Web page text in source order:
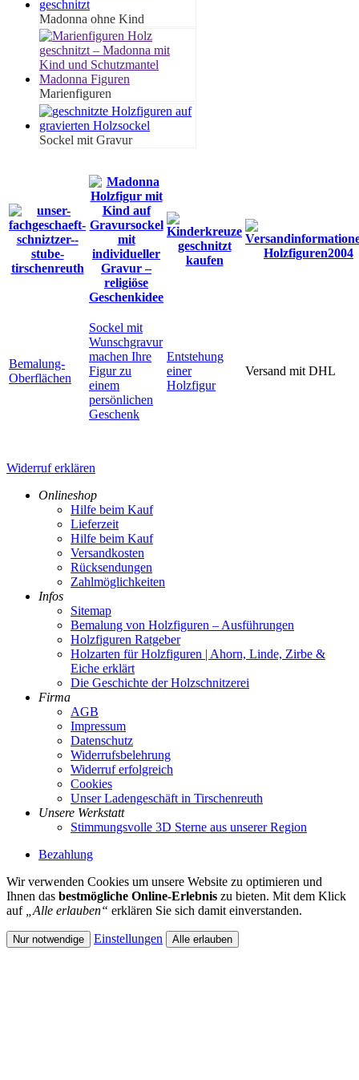
Madonna ohne Kind
Marienfiguren
Sockel mit Gravur
Bemalung-
Oberflächen
Sockel mit
Wunschgravur
machen Ihre
Figur zu
einem
persönlichen
Geschenk
Entstehung
einer
Holzfigur
Versand mit DHL
Widerruf erklären
Onlineshop
Hilfe beim Kauf
Lieferzeit
Hilfe beim Kauf
Versandkosten
Rücksendungen
Zahlmöglichkeiten
Infos
Sitemap
Bemalung von Holzfiguren – Ausführungen
Holzfiguren Ratgeber
Holzarten für Holzfiguren | Ahorn, Linde, Zirbe &
Eiche erklärt
Die Geschichte der Holzschnitzerei
Firma
AGB
Impressum
Datenschutz
Widerrufsbelehrung
Widerruf erfolgreich
Cookies
Unser Ladengeschäft in Tirschenreuth
Unsere Werkstatt
Stimmungsvolle 3D Sterne aus unserer Region
Bezahlung
Wir verwenden Cookies um unsere Website zu optimieren und
Ihnen das bestmögliche Online-Erlebnis zu bieten. Mit dem Klick
auf „Alle erlauben“ erklären Sie sich damit einverstanden.
Nur notwendige Einstellungen Alle erlauben